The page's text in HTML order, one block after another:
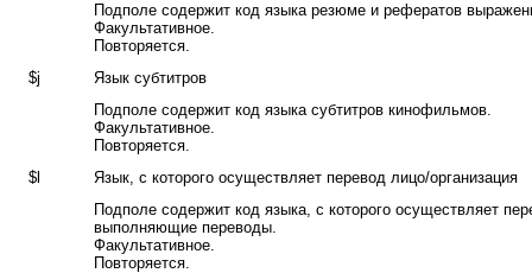
Подполе содержит код языка резюме и рефератов
Факультативное.
Повторяется.
$j
Язык субтитров
Подполе содержит код языка субтитров кинофильмов.
Факультативное.
Повторяется.
$l
Язык, с которого осуществляет перевод лицо/организация
Подполе содержит код языка, с которого осуществляет
выполняющие переводы.
Факультативное.
Повторяется.